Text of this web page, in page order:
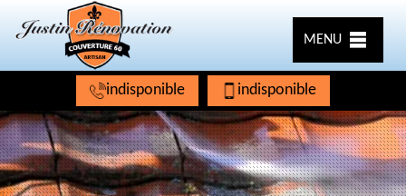
MENU
indisponible indisponible